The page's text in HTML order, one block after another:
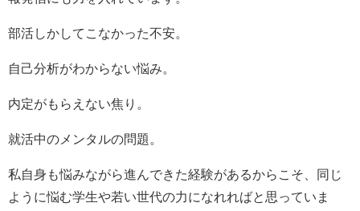
部活しかしてこなかった不安。
自己分析がわからない悩み。
内定がもらえない焦り。
就活中のメンタルの問題。
私自身も悩みながら進んできた経験があるからこそ、同じ
ように悩む学生や若い世代の力になれればと思っていま